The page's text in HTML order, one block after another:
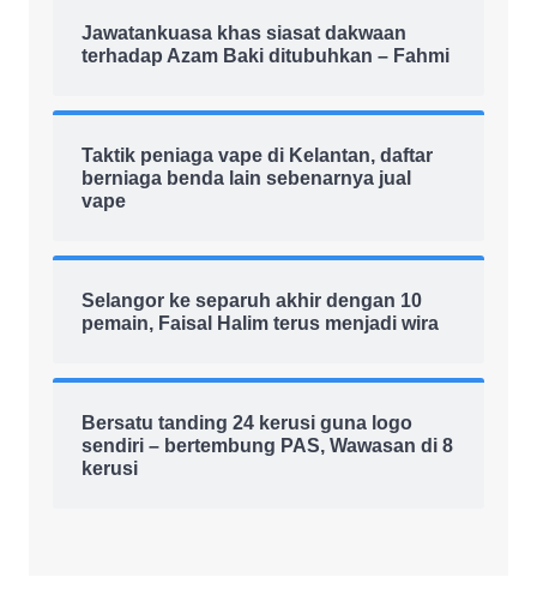
Jawatankuasa khas siasat dakwaan
terhadap Azam Baki ditubuhkan – Fahmi
Taktik peniaga vape di Kelantan, daftar
berniaga benda lain sebenarnya jual
vape
Selangor ke separuh akhir dengan 10
pemain, Faisal Halim terus menjadi wira
Bersatu tanding 24 kerusi guna logo
sendiri – bertembung PAS, Wawasan di 8
kerusi